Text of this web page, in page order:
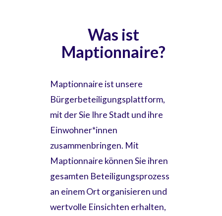
Was ist
Maptionnaire?
Maptionnaire ist unsere
Bürgerbeteiligungsplattform,
mit der Sie Ihre Stadt und ihre
Einwohner*innen
zusammenbringen. Mit
Maptionnaire können Sie ihren
gesamten Beteiligungsprozess
an einem Ort organisieren und
wertvolle Einsichten erhalten,